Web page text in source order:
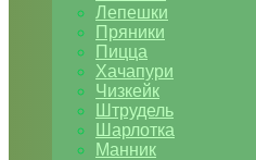
Лепешки
Пряники
Пицца
Хачапури
Чизкейк
Штрудель
Шарлотка
Манник